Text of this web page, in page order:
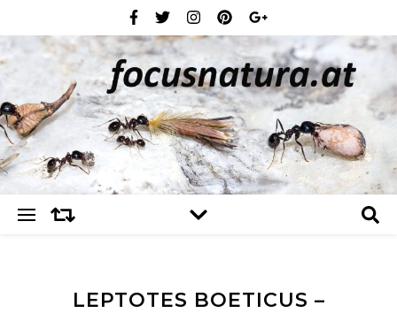
LEPTOTES BOETICUS –